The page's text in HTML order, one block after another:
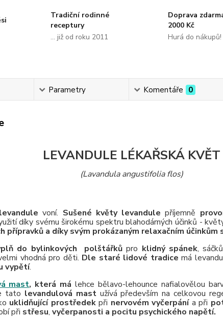
Tradiční rodinné
receptury
... již od roku 2011
Doprava
2000 Kč
Hurá do nákupů!
Parametry Komentáře 0
LEVANDULE LÉKAŘSKÁ KVĚT
(Lavandula angustifolia flos)
levandule voní. Sušené květy levandule příjemně
díky svému širokému spektru blahodárných účinků -
přípravků a díky svým prokázaným relaxačním
do bylinkových polštářků pro klidný spánek,
vhodná pro děti. Dle staré lidové tradicemá
vypětí.
mast, která má lehce bělavo-lehounce nafialovělou
tato levandulová mast užívá především na celkovou
uklidňující prostředekpři nervovém vyčerpánía při
při střesu, vyčerpanosti a pocitu psychického napětí.